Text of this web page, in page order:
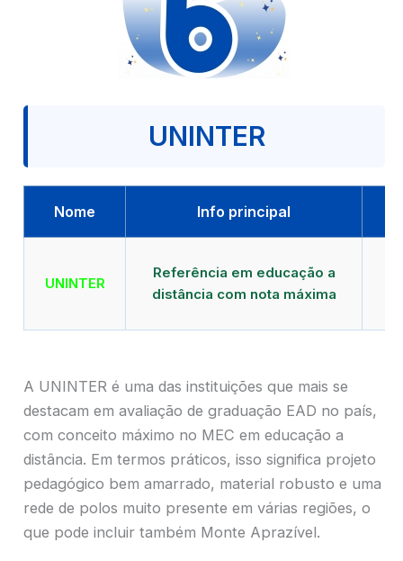
UNINTER
Nome Info principal
UNINTER
Referência em educação a
distância com nota máxima
A UNINTER é uma das instituições que mais se
destacam em avaliação de graduação EAD no país,
com conceito máximo no MEC em educação a
distância. Em termos práticos, isso significa projeto
pedagógico bem amarrado, material robusto e uma
rede de polos muito presente em várias regiões, o
que pode incluir também Monte Aprazível.